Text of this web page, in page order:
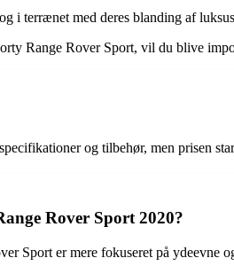
i terrænet med deres blanding af
Range Rover Sport, vil du blive
og tilbehør, men prisen
Rover Sport 2020?
Sport er mere fokuseret på ydeevne